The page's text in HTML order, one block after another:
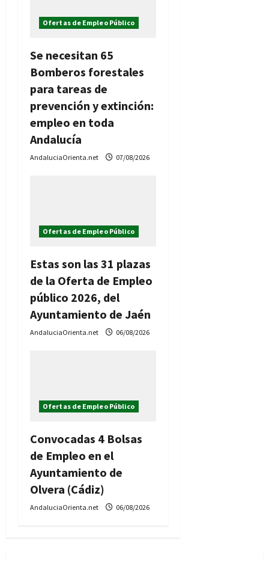
Ofertas de Empleo Público
Se necesitan 65
Bomberos forestales
para tareas de
prevención y extinción:
empleo en toda
Andalucía
AndaluciaOrienta.net 07/08/2026
Ofertas de Empleo Público
Estas son las 31 plazas
de la Oferta de Empleo
público 2026, del
Ayuntamiento de Jaén
AndaluciaOrienta.net 06/08/2026
Ofertas de Empleo Público
Convocadas 4 Bolsas
de Empleo en el
Ayuntamiento de
Olvera (Cádiz)
AndaluciaOrienta.net 06/08/2026